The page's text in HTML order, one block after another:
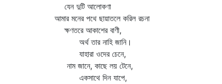
যেন দুটি আলোকণা
আমার মনের পথে ছায়াতলে করিল রচনা
ক্ষণতরে আকাশের বাণী,
অর্থ তার নাহি জানি।
যাহারা ওদের চেনে,
নাম জানে, কাছে লয় টেনে,
একসাথে দিন যাপে,